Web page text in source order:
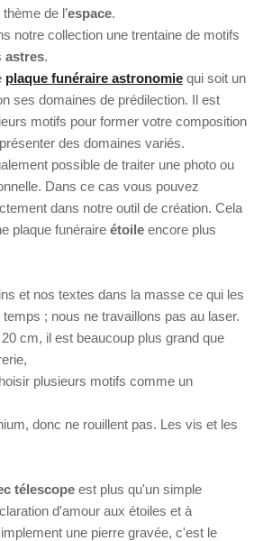
de l’espace.
notre collection une trentaine de motifs
astres.
plaque funéraire astronomie qui soit un
ses domaines de prédilection. Il est
motifs pour former votre composition
des domaines variés.
possible de traiter une photo ou
Dans ce cas vous pouvez
dans notre outil de création. Cela
plaque funéraire étoile encore plus
et nos textes dans la masse ce qui les
; nous ne travaillons pas au laser.
cm, il est beaucoup plus grand que
plusieurs motifs comme un
donc ne rouillent pas. Les vis et les
télescope est plus qu'un simple
d'amour aux étoiles et à
une pierre gravée, c'est le